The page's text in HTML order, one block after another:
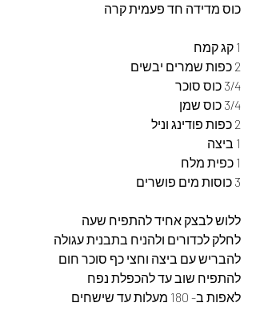
כוס מדידה חד פעמית קרה
1 קג קמח
2 כפות שמרים יבשים
3/4 כוס סוכר
3/4 כוס שמן
2 כפות פודינג וניל
1 ביצה
1 כפית מלח
3 כוסות מים פושרים
ללוש לבצק אחיד להתפיח שעה
לחלק לכדורים ולהניח בתבנית עגולה
להבריש עם ביצה וחצי כף סוכר חום
להתפיח שוב עד להכפלת נפח
לאפות ב- 180 מעלות עד שישחים